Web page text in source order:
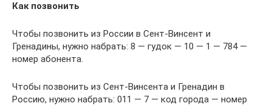
Как позвонить
Чтобы позвонить из России в Сент-Винсент и
Гренадины, нужно набрать: 8 — гудок — 10 — 1 — 784 —
номер абонента.
Чтобы позвонить из Сент-Винсента и Гренадин в
Россию, нужно набрать: 011 — 7 — код города — номер